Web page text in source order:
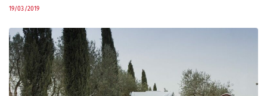
19/03/2019